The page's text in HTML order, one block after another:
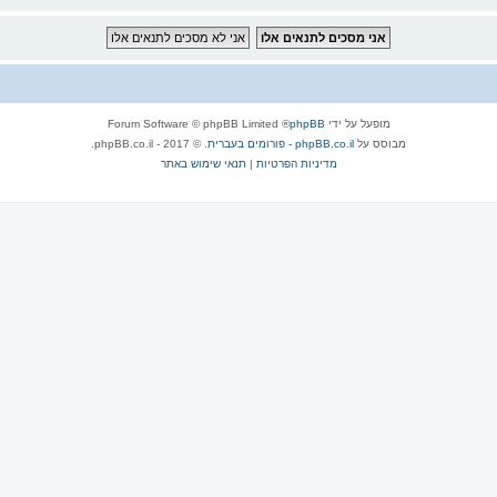
מופעל על ידי phpBB
® Forum Software © phpBB Limited
מבוסס על phpBB.co.il - פורומים בעברית
. © 2017 - phpBB.co.il.
מדיניות הפרטיות |תנאי שימוש באתר